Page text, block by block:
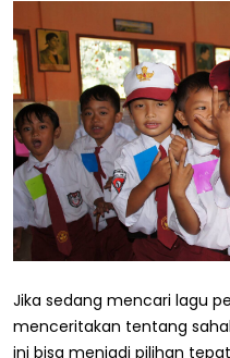
Jika sedang mencari lagu
menceritakan tentang
ini bisa menjadi pilihan